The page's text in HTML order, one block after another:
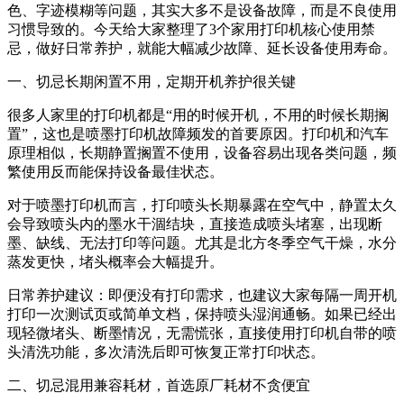
色、字迹模糊等问题，其实大多不是设备故障，而是不良使用
习惯导致的。今天给大家整理了3个家用打印机核心使用禁
忌，做好日常养护，就能大幅减少故障、延长设备使用寿命。
一、切忌长期闲置不用，定期开机养护很关键
很多人家里的打印机都是“用的时候开机，不用的时候长期搁
置”，这也是喷墨打印机故障频发的首要原因。打印机和汽车
原理相似，长期静置搁置不使用，设备容易出现各类问题，频
繁使用反而能保持设备最佳状态。
对于喷墨打印机而言，打印喷头长期暴露在空气中，静置太久
会导致喷头内的墨水干涸结块，直接造成喷头堵塞，出现断
墨、缺线、无法打印等问题。尤其是北方冬季空气干燥，水分
蒸发更快，堵头概率会大幅提升。
日常养护建议：即便没有打印需求，也建议大家每隔一周开机
打印一次测试页或简单文档，保持喷头湿润通畅。如果已经出
现轻微堵头、断墨情况，无需慌张，直接使用打印机自带的喷
头清洗功能，多次清洗后即可恢复正常打印状态。
二、切忌混用兼容耗材，首选原厂耗材不贪便宜